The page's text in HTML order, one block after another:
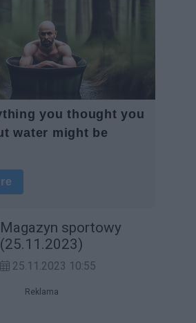
Magazyn sportowy
(25.11.2023)
25.11.2023 10:55
Reklama